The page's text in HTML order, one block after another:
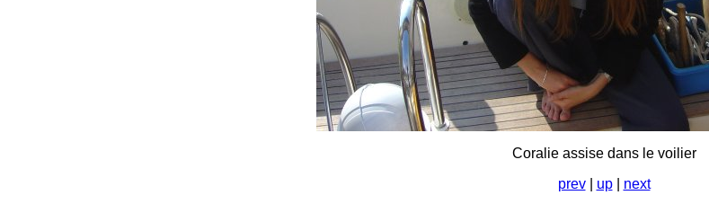
Coralie assise dans le voilier
prev| up| next